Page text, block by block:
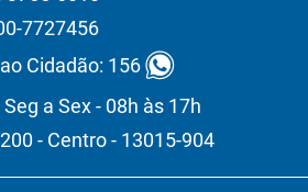
7727456
Cidadão: 156
a Sex - 08h às 17h
- Centro - 13015-904